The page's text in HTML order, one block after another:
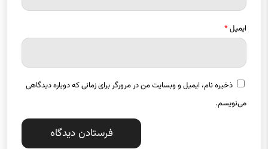
ایمیل
ذخیره نام، ایمیل و وبسایت من در مرورگر برای زمانی که دوباره دیدگاهی